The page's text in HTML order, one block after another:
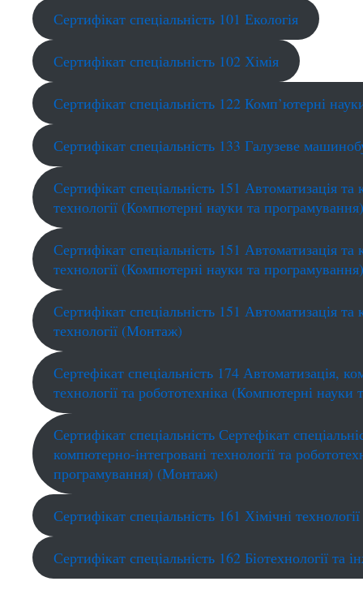
Сертифікат спеціальність 101 Екологія
Сертифікат спеціальність 102 Хімія
Сертифікат спеціальність 122 Комп’ютерні
Сертифікат спеціальність 133 Галузеве
Сертифікат спеціальність 151 Автоматизація та
технології (Компютерні науки та програмування)
Сертифікат спеціальність 151 Автоматизація та
технології (Компютерні науки та програмування)
Сертифікат спеціальність 151 Автоматизація та
технології (Монтаж)
Сертефікат спеціальність 174 Автоматизація,
технології та робототехніка (Компютерні науки
Сертифікат спеціальність Сертефікат
компютерно-інтегровані технології та
програмування) (Монтаж)
Сертифікат спеціальність 161 Хімічні
Сертифікат спеціальність 162 Біотехнології та